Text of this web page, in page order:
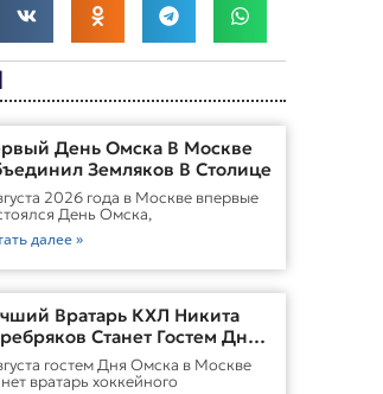
День Омска В Москве
Земляков В Столице
2026 года в Москве впервые
День Омска,
далее »
Вратарь КХЛ Никита
Станет Гостем Дня
В Москве
гостем Дня Омска в Москве
вратарь хоккейного